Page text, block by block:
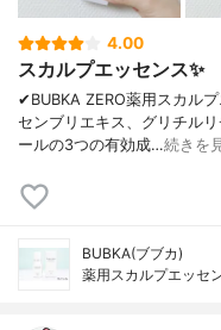
4.00
スカルプエッセンス✨
✔︎BUBKA ZERO薬用スカル
センブリエキス、グリチル
ールの3つの有効成…続きを
BUBKA(ブブカ)
薬用スカルプエッセ